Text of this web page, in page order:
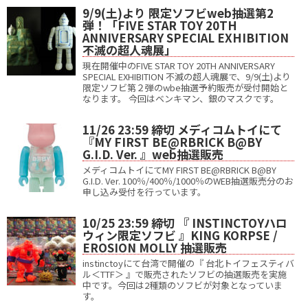
9/9(土)より 限定ソフビweb抽選第2
弾！「FIVE STAR TOY 20TH
ANNIVERSARY SPECIAL EXHIBITION
不滅の超人魂展」
現在開催中のFIVE STAR TOY 20TH ANNIVERSARY
SPECIAL EXHIBITION 不滅の超人魂展で、9/9(土)より
限定ソフビ第２弾のwbe抽選予約販売が受付開始と
なります。 今回はベンキマン、銀のマスクです。
11/26 23:59 締切 メディコムトイにて
『MY FIRST BE@RBRICK B@BY
G.I.D. Ver. 』web抽選販売
メディコムトイにてMY FIRST BE@RBRICK B@BY
G.I.D. Ver. 100％/400％/1000％のWEB抽選販売分のお
申し込み受付を行っています。
10/25 23:59 締切 『 INSTINCTOYハロ
ウィン限定ソフビ 』KING KORPSE /
EROSION MOLLY 抽選販売
instinctoyにて台湾で開催の『 台北トイフェスティバ
ル＜TTF＞ 』で販売されたソフビの抽選販売を実施
中です。今回は2種類のソフビが対象となっていま
す。